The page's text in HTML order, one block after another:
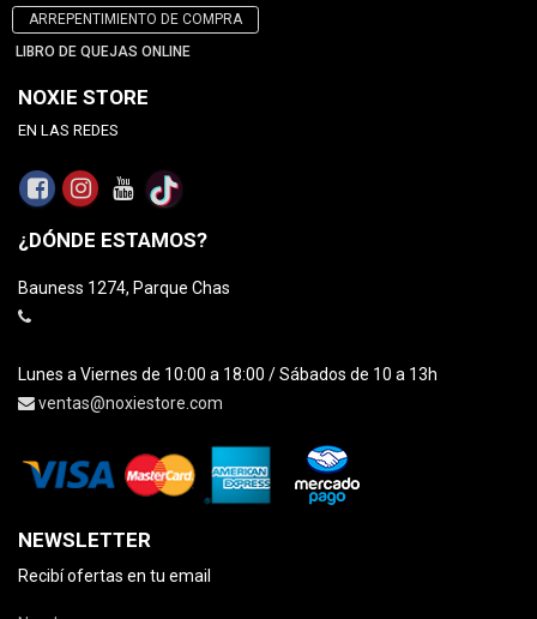
ARREPENTIMIENTO DE COMPRA
LIBRO DE QUEJAS ONLINE
NOXIE STORE
EN LAS REDES
¿DÓNDE ESTAMOS?
Bauness 1274, Parque Chas
Lunes a Viernes de 10:00 a 18:00 / Sábados de 10 a 13h
ventas@noxiestore.com
NEWSLETTER
Recibí ofertas en tu email